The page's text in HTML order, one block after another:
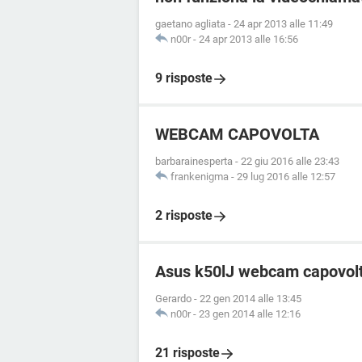
gaetano agliata - 24 apr 2013 alle 11:49
n00r - 24 apr 2013 alle 16:56
9 risposte
WEBCAM CAPOVOLTA
barbarainesperta - 22 giu 2016 alle 23:43
frankenigma - 29 lug 2016 alle 12:57
2 risposte
Asus k50lJ webcam
Gerardo - 22 gen 2014 alle 13:45
n00r - 23 gen 2014 alle 12:16
21 risposte